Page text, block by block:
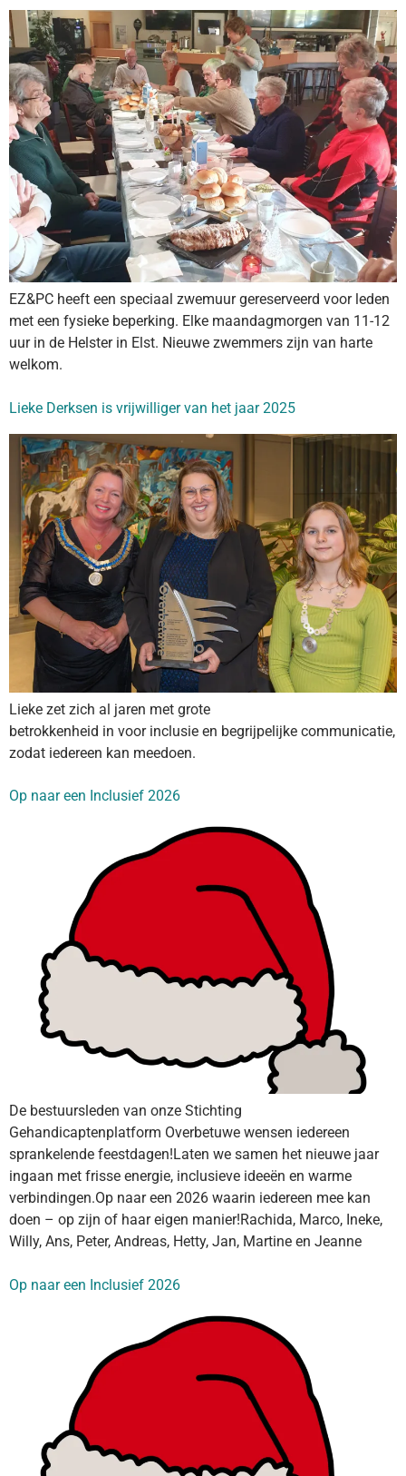
EZ&PC heeft een speciaal zwemuur gereserveerd voor leden
met een fysieke beperking. Elke maandagmorgen van 11-12
uur in de Helster in Elst. Nieuwe zwemmers zijn van harte
welkom.
Lieke Derksen is vrijwilliger van het jaar 2025
Lieke zet zich al jaren met grote
betrokkenheid in voor inclusie en begrijpelijke communicatie,
zodat iedereen kan meedoen.
Op naar een Inclusief 2026
De bestuursleden van onze Stichting
Gehandicaptenplatform Overbetuwe wensen iedereen
sprankelende feestdagen!Laten we samen het nieuwe jaar
ingaan met frisse energie, inclusieve ideeën en warme
verbindingen.Op naar een 2026 waarin iedereen mee kan
doen – op zijn of haar eigen manier!Rachida, Marco, Ineke,
Willy, Ans, Peter, Andreas, Hetty, Jan, Martine en Jeanne
Op naar een Inclusief 2026